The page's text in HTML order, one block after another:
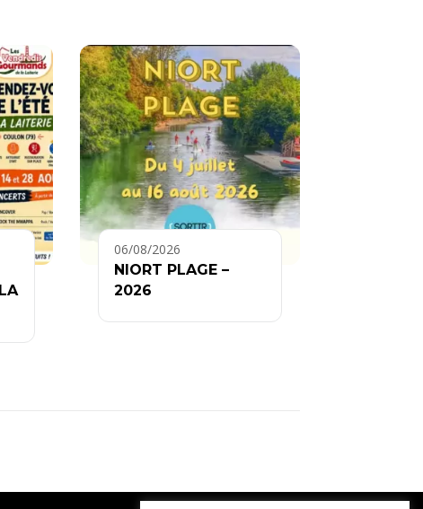
06/08/2026
NIORT PLAGE –
2026